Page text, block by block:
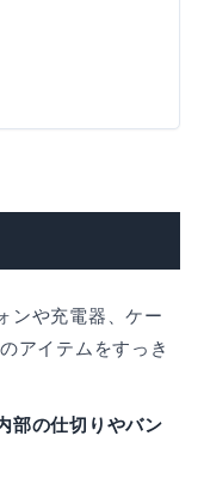
ンや充電器、ケー
アイテムをすっき
部の仕切りやバン